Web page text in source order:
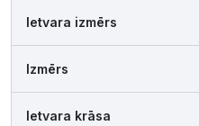
Ietvara izmērs
Izmērs
Ietvara krāsa